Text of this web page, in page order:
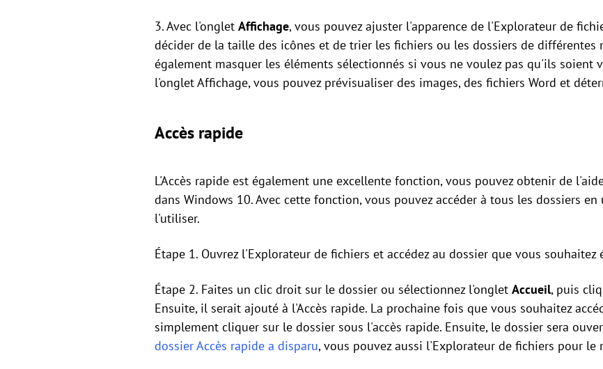
3. Avec l'onglet Affichage, vous pouvez ajuster l'apparence de l'Explorateur de
décider de la taille des icônes et de trier les fichiers ou les dossiers de différentes
également masquer les éléments sélectionnés si vous ne voulez pas qu'ils soient
l'onglet Affichage, vous pouvez prévisualiser des images, des fichiers Word et
Accès rapide
L'Accès rapide est également une excellente fonction, vous pouvez obtenir de
dans Windows 10. Avec cette fonction, vous pouvez accéder à tous les dossiers
l'utiliser.
Étape 1. Ouvrez l'Explorateur de fichiers et accédez au dossier que vous souhaitez
Étape 2. Faites un clic droit sur le dossier ou sélectionnez l'onglet Accueil, puis
Ensuite, il serait ajouté à l'Accès rapide. La prochaine fois que vous souhaitez
simplement cliquer sur le dossier sous l'accès rapide. Ensuite, le dossier sera
dossier Accès rapide a disparu, vous pouvez aussi l'Explorateur de fichiers pour le